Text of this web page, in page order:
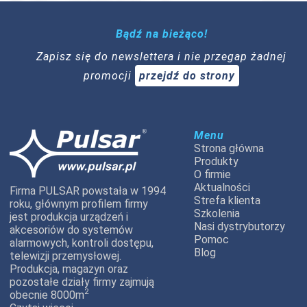
Bądź na bieżąco!
Zapisz się do newslettera i nie przegap żadnej
promocji
przejdź do strony
Firma PULSAR powstała w 1994
roku, głównym profilem firmy
jest produkcja urządzeń i
akcesoriów do systemów
alarmowych, kontroli dostępu,
telewizji przemysłowej.
Produkcja, magazyn oraz
pozostałe działy firmy zajmują
obecnie 8000m2
Menu
Strona główna
Produkty
O firmie
Aktualności
Strefa klienta
Szkolenia
Nasi dystrybutorzy
Pomoc
Blog